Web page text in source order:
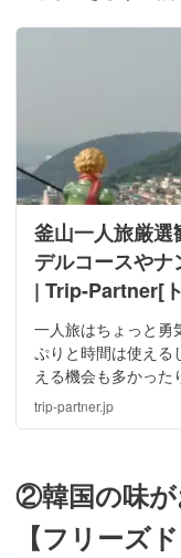
釜山一人旅厳
デルコースやナ
| Trip-Partner[
一人旅はちょっと勇
ぷりと時間は使える
える機会も多かっ
人旅オススメ情報を
しよう！釜山でナン
trip-partner.jp
②韓国の味が
【フリーズ